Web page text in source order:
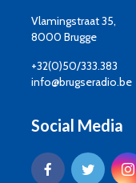
Vlamingstraat 35,
8000 Brugge
+32(0)50/333.383
info@brugseradio.be
Social Media